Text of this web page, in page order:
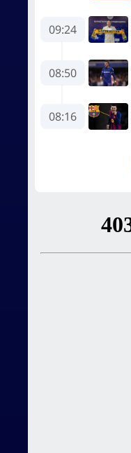
09:24
08:50
08:16